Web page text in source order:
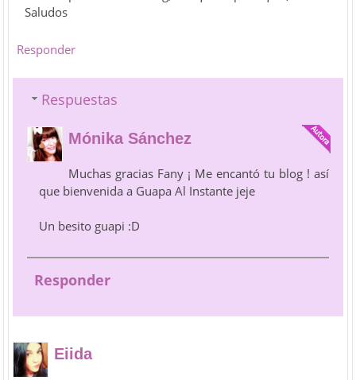
Saludos
Responder
Respuestas
Mónika Sánchez
Muchas gracias Fany ¡ Me encantó tu blog ! así
que bienvenida a Guapa Al Instante jeje
Un besito guapi :D
Responder
Eiida